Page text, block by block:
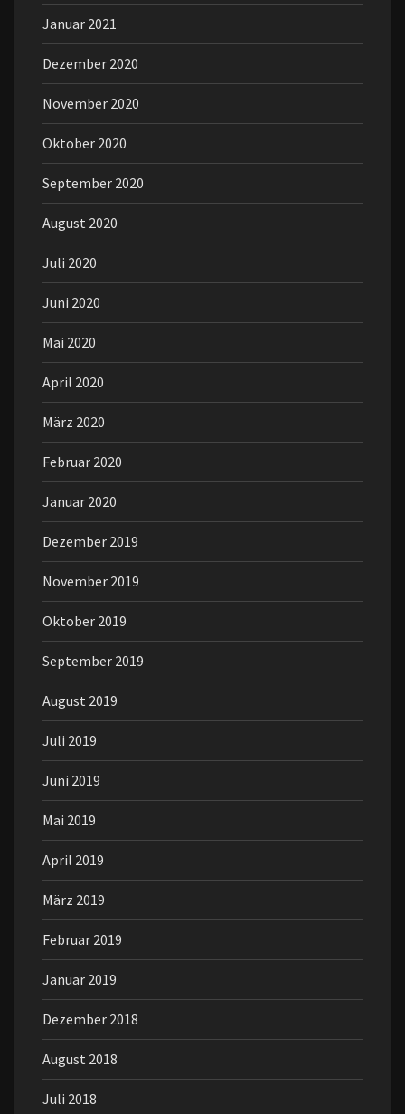
Januar 2021
Dezember 2020
November 2020
Oktober 2020
September 2020
August 2020
Juli 2020
Juni 2020
Mai 2020
April 2020
März 2020
Februar 2020
Januar 2020
Dezember 2019
November 2019
Oktober 2019
September 2019
August 2019
Juli 2019
Juni 2019
Mai 2019
April 2019
März 2019
Februar 2019
Januar 2019
Dezember 2018
August 2018
Juli 2018